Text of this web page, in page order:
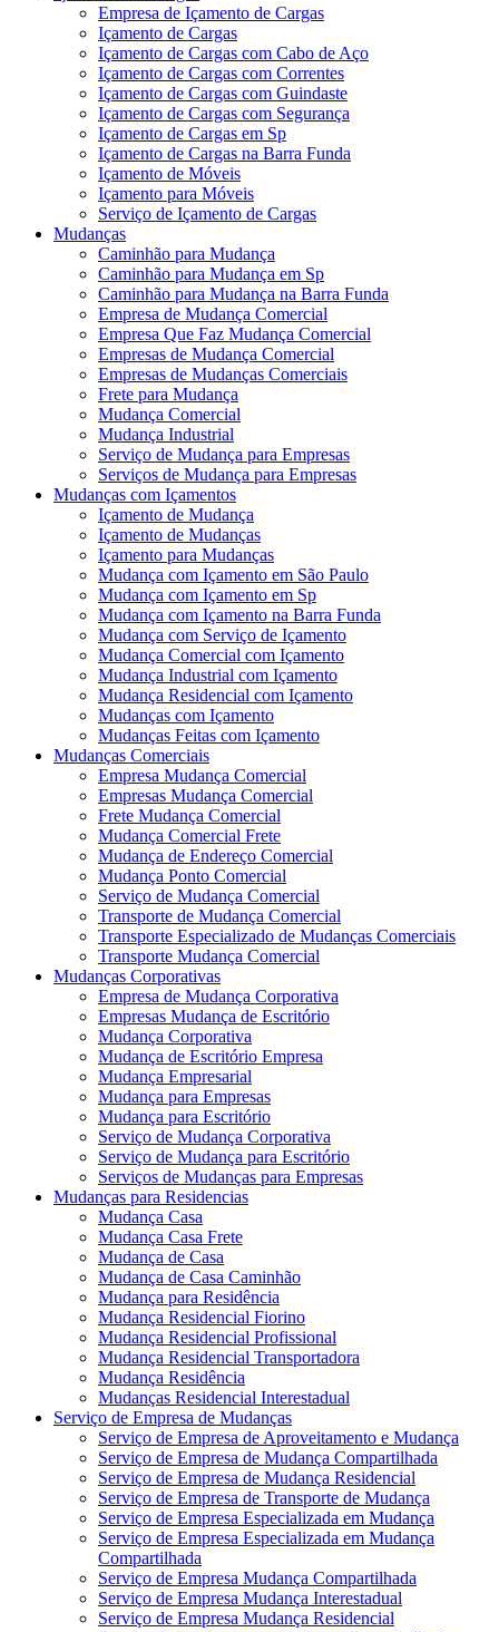
Empresa de Içamento de Cargas
Içamento de Cargas
Içamento de Cargas com Cabo de Aço
Içamento de Cargas com Correntes
Içamento de Cargas com Guindaste
Içamento de Cargas com Segurança
Içamento de Cargas em Sp
Içamento de Cargas na Barra Funda
Içamento de Móveis
Içamento para Móveis
Serviço de Içamento de Cargas
Mudanças
Caminhão para Mudança
Caminhão para Mudança em Sp
Caminhão para Mudança na Barra Funda
Empresa de Mudança Comercial
Empresa Que Faz Mudança Comercial
Empresas de Mudança Comercial
Empresas de Mudanças Comerciais
Frete para Mudança
Mudança Comercial
Mudança Industrial
Serviço de Mudança para Empresas
Serviços de Mudança para Empresas
Mudanças com Içamentos
Içamento de Mudança
Içamento de Mudanças
Içamento para Mudanças
Mudança com Içamento em São Paulo
Mudança com Içamento em Sp
Mudança com Içamento na Barra Funda
Mudança com Serviço de Içamento
Mudança Comercial com Içamento
Mudança Industrial com Içamento
Mudança Residencial com Içamento
Mudanças com Içamento
Mudanças Feitas com Içamento
Mudanças Comerciais
Empresa Mudança Comercial
Empresas Mudança Comercial
Frete Mudança Comercial
Mudança Comercial Frete
Mudança de Endereço Comercial
Mudança Ponto Comercial
Serviço de Mudança Comercial
Transporte de Mudança Comercial
Transporte Especializado de Mudanças Comerciais
Transporte Mudança Comercial
Mudanças Corporativas
Empresa de Mudança Corporativa
Empresas Mudança de Escritório
Mudança Corporativa
Mudança de Escritório Empresa
Mudança Empresarial
Mudança para Empresas
Mudança para Escritório
Serviço de Mudança Corporativa
Serviço de Mudança para Escritório
Serviços de Mudanças para Empresas
Mudanças para Residencias
Mudança Casa
Mudança Casa Frete
Mudança de Casa
Mudança de Casa Caminhão
Mudança para Residência
Mudança Residencial Fiorino
Mudança Residencial Profissional
Mudança Residencial Transportadora
Mudança Residência
Mudanças Residencial Interestadual
Serviço de Empresa de Mudanças
Serviço de Empresa de Aproveitamento e Mudança
Serviço de Empresa de Mudança Compartilhada
Serviço de Empresa de Mudança Residencial
Serviço de Empresa de Transporte de Mudança
Serviço de Empresa Especializada em Mudança
Serviço de Empresa Especializada em Mudança
Compartilhada
Serviço de Empresa Mudança Compartilhada
Serviço de Empresa Mudança Interestadual
Serviço de Empresa Mudança Residencial